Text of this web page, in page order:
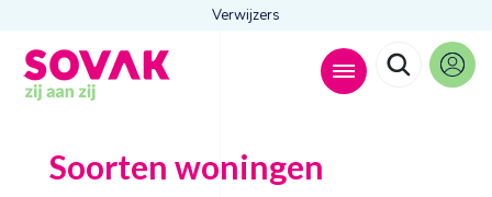
Verwijzers
Soorten woningen